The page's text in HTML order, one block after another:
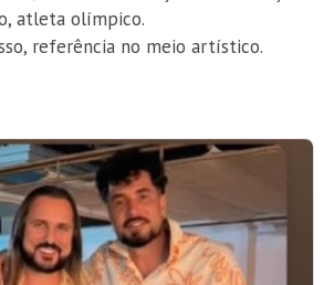
atleta olímpico.
referência no meio artístico.